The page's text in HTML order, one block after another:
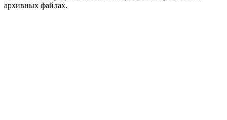
архивных файлах.